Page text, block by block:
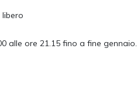
alle ore 21.15 fino a fine gennaio.